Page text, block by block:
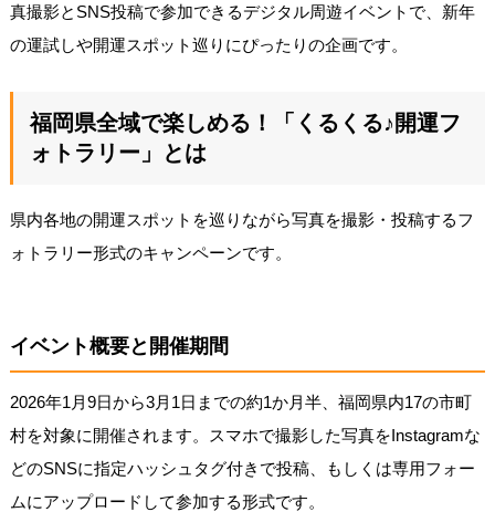
真撮影とSNS投稿で参加できるデジタル周遊イベントで、新年
の運試しや開運スポット巡りにぴったりの企画です。
福岡県全域で楽しめる！「くるくる♪開運フ
ォトラリー」とは
県内各地の開運スポットを巡りながら写真を撮影・投稿するフ
ォトラリー形式のキャンペーンです。
イベント概要と開催期間
2026年1月9日から3月1日までの約1か月半、福岡県内17の市町
村を対象に開催されます。スマホで撮影した写真をInstagramな
どのSNSに指定ハッシュタグ付きで投稿、もしくは専用フォー
ムにアップロードして参加する形式です。